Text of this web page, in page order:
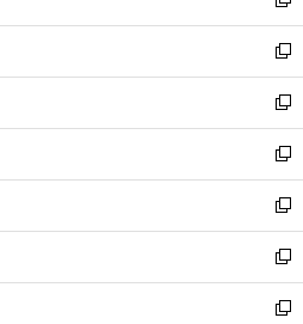
開
く
ウ
で
開
く
ウ
ィ
ン
ド
ウ
で
開
く
新
し
い
ウ
ィ
ン
ド
ウ
で
開
く
新
し
い
ウ
ィ
ン
ド
ウ
で
開
く
新
し
い
ウ
ィ
ン
ド
ウ
で
新
し
い
ウ
ィ
ン
ド
新
し
い
ウ
ィ
新
し
い
新